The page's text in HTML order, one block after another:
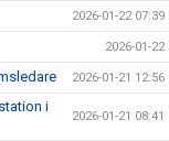
2026-01-22 07:39
2026-01-22
2026-01-21 12:56
i
2026-01-21 08:41